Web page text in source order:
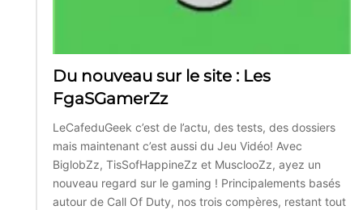
Du nouveau sur le site : Les
FgaSGamerZz
LeCafeduGeek c’est de l’actu, des tests, des dossiers
mais maintenant c’est aussi du Jeu Vidéo! Avec
BiglobZz, TisSofHappineZz et MusclooZz, ayez un
nouveau regard sur le gaming ! Principalements basés
autour de Call Of Duty, nos trois compères, restant tout